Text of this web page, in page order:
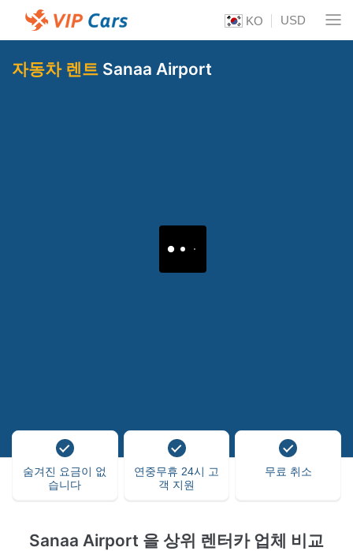
KO USD
자동차 렌트 Sanaa Airport
숨겨진 요금이 없
습니다
연중무휴 24시 고
객 지원
무료 취소
Sanaa Airport 을 상위 렌터카 업체 비교